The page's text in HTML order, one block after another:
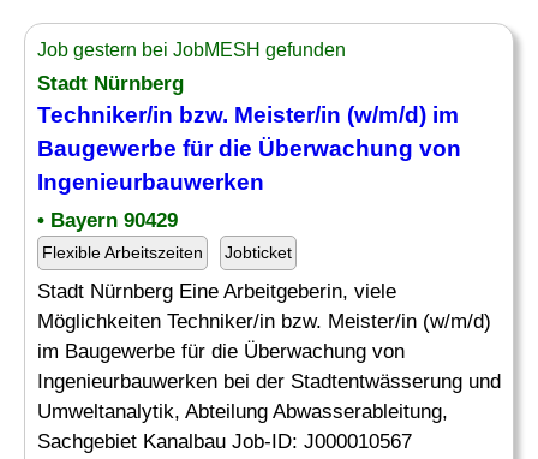
Job gestern bei JobMESH gefunden
Stadt Nürnberg
Techniker/in bzw. Meister/in (w/m/d) im
Baugewerbe für die Überwachung von
Ingenieurbauwerken
• Bayern 90429
Flexible Arbeitszeiten Jobticket
Stadt Nürnberg Eine Arbeitgeberin, viele
Möglichkeiten Techniker/in bzw. Meister/in (w/m/d)
im Baugewerbe für die Überwachung von
Ingenieurbauwerken bei der Stadtentwässerung und
Umweltanalytik, Abteilung Abwasserableitung,
Sachgebiet Kanalbau Job-ID: J000010567